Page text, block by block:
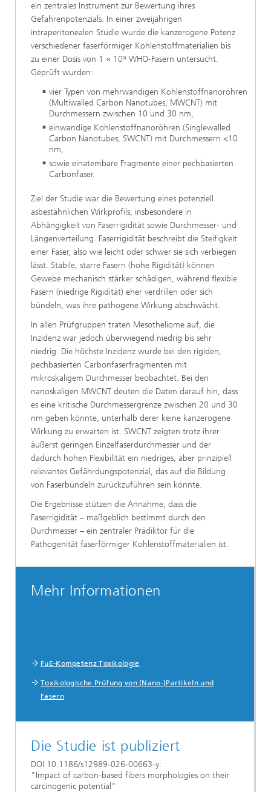
ein zentrales Instrument zur Bewertung ihres
Gefahrenpotenzials. In einer zweijährigen
intraperitonealen Studie wurde die kanzerogene Potenz
verschiedener faserförmiger Kohlenstoffmaterialien bis
zu einer Dosis von 1 × 10⁹ WHO-Fasern untersucht.
Geprüft wurden:
vier Typen von mehrwandigen Kohlenstoffnanoröhren
(Multiwalled Carbon Nanotubes, MWCNT) mit
Durchmessern zwischen 10 und 30 nm,
einwandige Kohlenstoffnanoröhren (Singlewalled
Carbon Nanotubes, SWCNT) mit Durchmessern <10
nm,
sowie einatembare Fragmente einer pechbasierten
Carbonfaser.
Ziel der Studie war die Bewertung eines potenziell
asbestähnlichen Wirkprofils, insbesondere in
Abhängigkeit von Faserrigidität sowie Durchmesser- und
Längenverteilung. Faserrigidität beschreibt die Steifigkeit
einer Faser, also wie leicht oder schwer sie sich verbiegen
lässt. Stabile, starre Fasern (hohe Rigidität) können
Gewebe mechanisch stärker schädigen, während flexible
Fasern (niedrige Rigidität) eher verdrillen oder sich
bündeln, was ihre pathogene Wirkung abschwächt.
In allen Prüfgruppen traten Mesotheliome auf, die
Inzidenz war jedoch überwiegend niedrig bis sehr
niedrig. Die höchste Inzidenz wurde bei den rigiden,
pechbasierten Carbonfaserfragmenten mit
mikroskaligem Durchmesser beobachtet. Bei den
nanoskaligen MWCNT deuten die Daten darauf hin, dass
es eine kritische Durchmessergrenze zwischen 20 und 30
nm geben könnte, unterhalb derer keine kanzerogene
Wirkung zu erwarten ist. SWCNT zeigten trotz ihrer
äußerst geringen Einzelfaserdurchmesser und der
dadurch hohen Flexibilität ein niedriges, aber prinzipiell
relevantes Gefährdungspotenzial, das auf die Bildung
von Faserbündeln zurückzuführen sein könnte.
Die Ergebnisse stützen die Annahme, dass die
Faserrigidität – maßgeblich bestimmt durch den
Durchmesser – ein zentraler Prädiktor für die
Pathogenität faserförmiger Kohlenstoffmaterialien ist.
Mehr Informationen
FuE-Kompetenz Toxikologie
Toxikologische Prüfung von (Nano-)Partikeln und
Fasern
Die Studie ist publiziert
DOI 10.1186/s12989-026-00663-y:
"Impact of carbon-based fibers morphologies on their
carcinogenic potential"